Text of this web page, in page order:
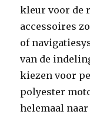
kleur voor de
accessoires
of
van de
kiezen voor
polyester
helemaal